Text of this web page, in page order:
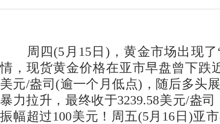
周四(5月15日)，黄金市场出现了
情，现货黄金价格在亚市早盘曾下跌
美元/盎司(逾一个月低点)，随后多头
暴力拉升，最终收于3239.58美元/盎
振幅超过100美元！周五(5月16日)亚